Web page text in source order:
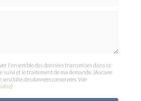
l'ensemble des données transmises dans ce
et le traitement de ma demande. (Aucune
faite des données conservées. Voir
)